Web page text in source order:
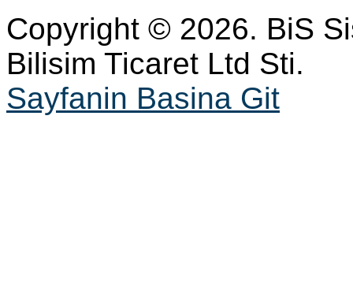
Copyright © 2026. BiS
Bilisim Ticaret Ltd Sti.
Sayfanin Basina Git